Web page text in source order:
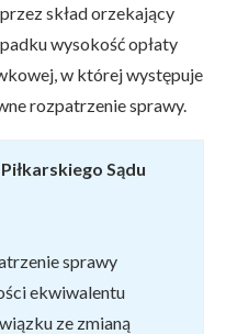
skład orzekający
wysokość opłaty
w której występuje
rozpatrzenie sprawy.
Sądu
sprawy
ekwiwalentu
ze zmianą